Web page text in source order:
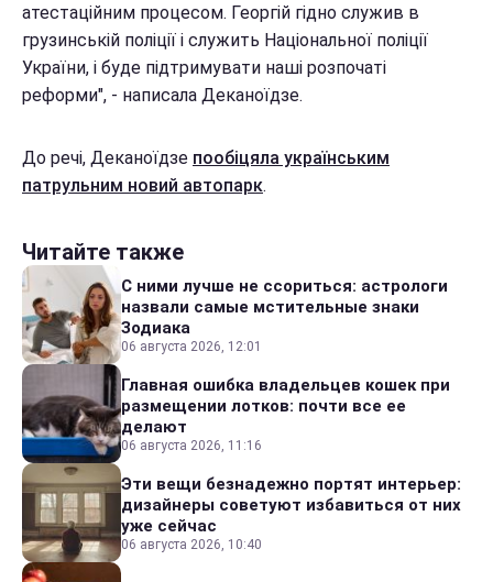
атестаційним процесом. Георгій гідно служив в
грузинській поліції і служить Національної поліції
України, і буде підтримувати наші розпочаті
реформи", - написала Деканоїдзе.
До речі, Деканоїдзе пообіцяла українським
патрульним новий автопарк.
Читайте также
С ними лучше не ссориться: астрологи
назвали самые мстительные знаки
Зодиака
06 августа 2026, 12:01
Главная ошибка владельцев кошек при
размещении лотков: почти все ее
делают
06 августа 2026, 11:16
Эти вещи безнадежно портят интерьер:
дизайнеры советуют избавиться от них
уже сейчас
06 августа 2026, 10:40